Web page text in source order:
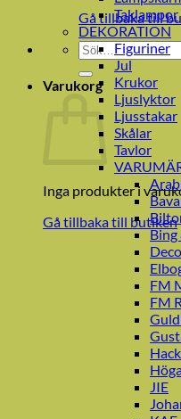
Gå tillbaka till
Sök
efter:
Varukorg
Inga produkter i
Gå tillbaka till butiken
Taklampor
DEKORATION
Figuriner
Jul
Krukor
Ljuslyktor
Ljusstakar
Skålar
Tavlor
Bing
Deco
FM
FM
JIE